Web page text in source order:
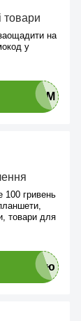
товари
на
у
100 гривень
товари для